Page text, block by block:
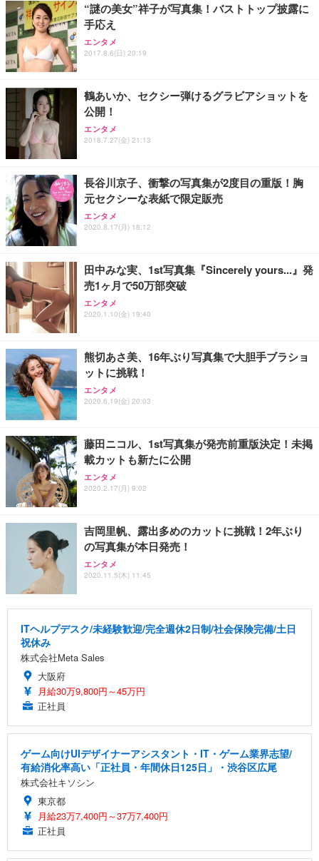
“謎の美女”祥子が写真集！バストトップ披露に
手応え
エンタメ
2017.8.6(日) 20:19
鶴あいか、セクシー弾けるグラビアショットを
公開！
エンタメ
2018.7.27(金) 21:13
長谷川京子、衝撃の写真集が2度目の重版！胸
元セクシーな表紙で限定販売
エンタメ
2020.8.17(月) 18:12
田中みな実、1st写真集『Sincerely yours...』発
売1ヶ月で50万部突破
エンタメ
2020.1.10(金) 19:40
熊切あさ美、16年ぶり写真集で大胆手ブラショ
ットに挑戦！
エンタメ
2020.6.19(金) 20:03
藤田ニコル、1st写真集が発売前重版決定！未掲
載カットも新たに公開
エンタメ
2020.2.17(月) 9:02
吉岡里帆、露出多めのカットに挑戦！2年ぶり
の写真集が本日発売！
エンタメ
2020.11.5(木) 11:45
ITヘルプデスク/未経験歓迎/完全週休2日制/社会保険完備/土日
祝休み
株式会社Meta Sales
大阪府
月給30万9,800円～45万円
正社員
ゲーム向けUIデザイナーアシスタント・IT・ゲーム業界志望/
有給消化率高い「正社員・年間休日125日」・渋谷区広尾
株式会社キソシン
東京都
月給23万7,400円～37万7,400円
正社員